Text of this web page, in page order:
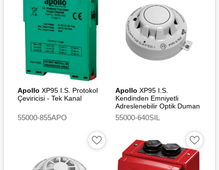
DBI -MED - Marine
Equipment Directive
2014/90/EU - EC Type
Examination (Module B)
Certificate
DBI – UK Quality System
(Module D) Certificate
Equipment) Regulations
2016 SI 2016/1025 – UK-
Type Examination (Module
B) Certificate
Apollo XP95 I.S. Protokol
Çeviricisi - Tek Kanal
55000-855APO
Apollo XP95 I.S.
Kendinden Emniyetli
Adreslenebilir Optik Duman
Dedektörü [SIL2]
55000-640SIL